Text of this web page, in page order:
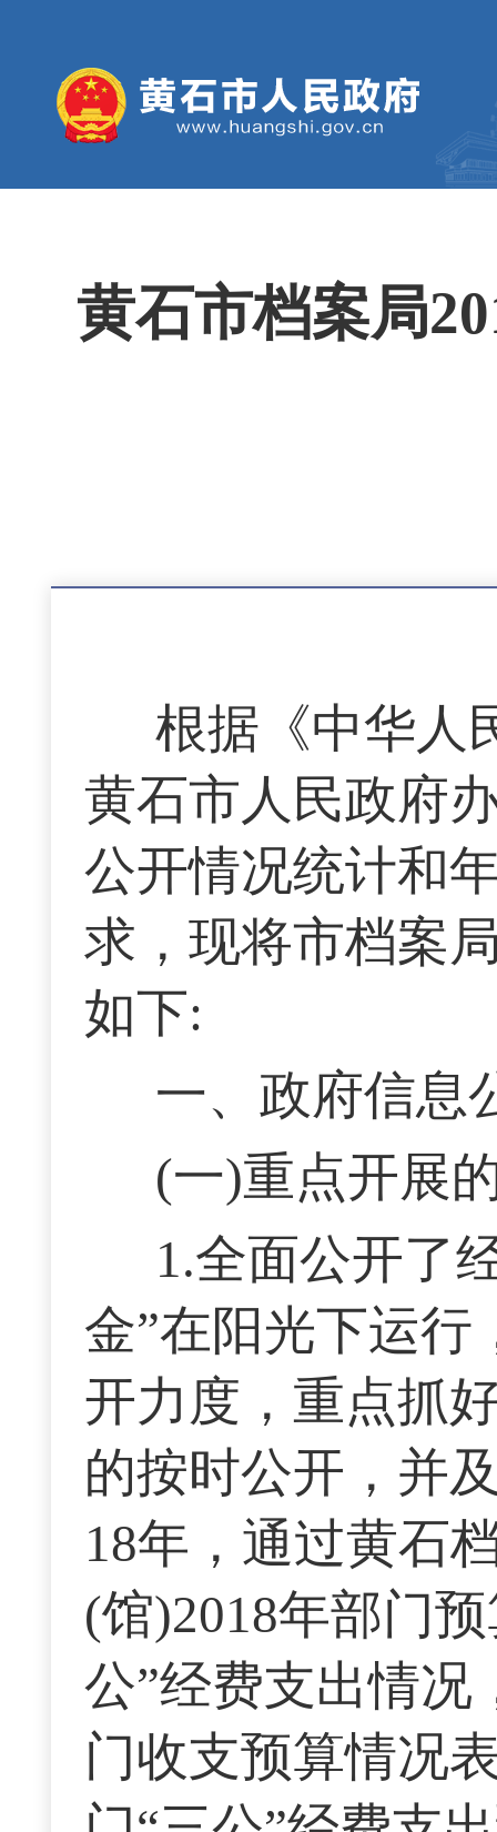
黄石市档案局
根据《中华人
黄石市人民政府
公开情况统计和
求，现将市档案
如下:
一、政府信息
(一)重点开展
1.全面公开了
金”在阳光下运
开力度，重点抓
的按时公开，并
18年，通过黄石
(馆)2018年部门
公”经费支出情况
门收支预算情况